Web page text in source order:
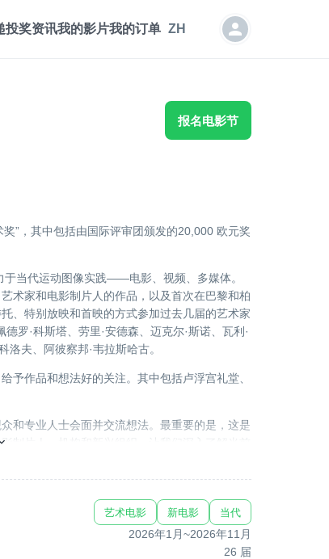
投奖资讯我的影片我的订单 ZH
报名电影节
”，其中包括由国际评审团颁发的20,000 欧元奖
当代运动图像实践——电影、视频、多媒体。
术家和电影制片人的作品，以及首次在巴黎和柏
、特别放映和首映的方式参加过去几届的艺术家
罗·科斯塔、劳里·安德森、迈克尔·斯诺、瓦利·
洛夫、阿彼察邦·韦拉斯哈古。
予作品和想法好的关注。其中包括卢浮宫礼堂、
和专业人士会面并交流想法。最重要的是，这是
制片人、机构和新兴组织，让我们深入了解当前
艺术电影 新电影 当代
2026年1月~2026年11月
26 届